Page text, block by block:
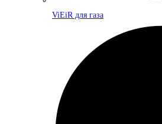
ViEiR для газа